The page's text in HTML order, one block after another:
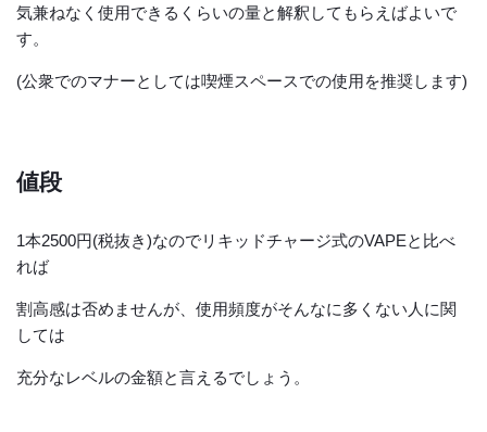
気兼ねなく使用できるくらいの量と解釈してもらえばよいで
す。
(公衆でのマナーとしては喫煙スペースでの使用を推奨します)
値段
1本2500円(税抜き)なのでリキッドチャージ式のVAPEと比べ
れば
割高感は否めませんが、使用頻度がそんなに多くない人に関
しては
充分なレベルの金額と言えるでしょう。